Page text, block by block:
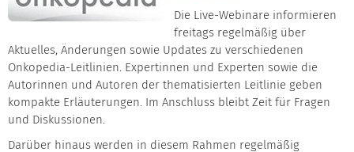
Die Live-Webinare informieren
freitags regelmäßig über
Aktuelles, Änderungen sowie Updates zu verschiedenen
Onkopedia-Leitlinien. Expertinnen und Experten sowie die
Autorinnen und Autoren der thematisierten Leitlinie geben
kompakte Erläuterungen. Im Anschluss bleibt Zeit für Fragen
und Diskussionen.
Darüber hinaus werden in diesem Rahmen regelmäßig